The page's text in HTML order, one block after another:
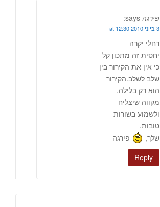
פירגה says:
3 ביוני 2010 at 12:30
רחלי יקרה
יחסית זה מתכון קל
כי אין את הקירור בין
שלב לשלב.הקירור
הוא רק בלילה.
מקווה שיצליח
ולשמוע בשורות
טובות.
שלך,
פירגה
Reply